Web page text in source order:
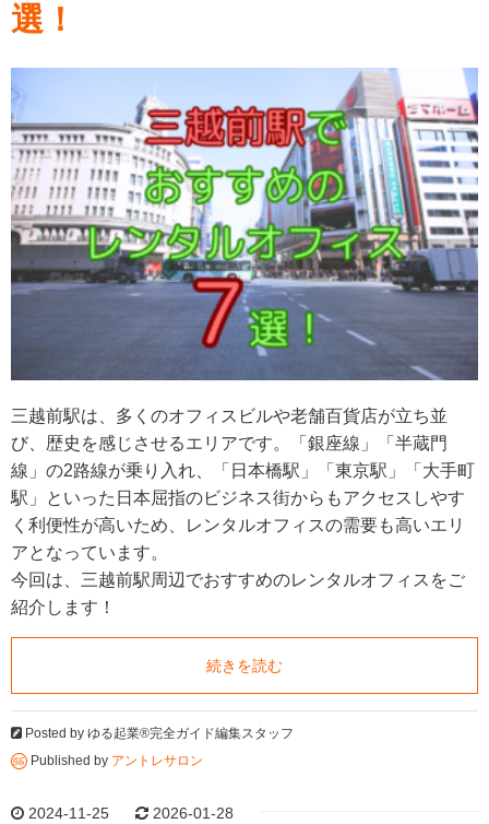
選！
三越前駅は、多くのオフィスビルや老舗百貨店が立ち並
び、歴史を感じさせるエリアです。「銀座線」「半蔵門
線」の2路線が乗り入れ、「日本橋駅」「東京駅」「大手町
駅」といった日本屈指のビジネス街からもアクセスしやす
く利便性が高いため、レンタルオフィスの需要も高いエリ
アとなっています。
今回は、三越前駅周辺でおすすめのレンタルオフィスをご
紹介します！
続きを読む
Posted by ゆる起業®完全ガイド編集スタッフ
Published by アントレサロン
2024-11-25 2026-01-28